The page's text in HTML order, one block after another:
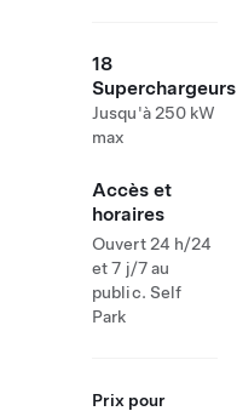
18
Superchargeurs
Jusqu'à 250 kW
max
Accès et
horaires
Ouvert 24 h/24
et 7 j/7 au
public. Self
Park
Prix pour